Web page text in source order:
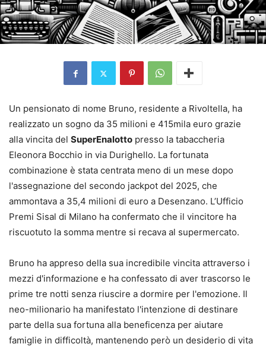
Un pensionato di nome Bruno, residente a Rivoltella, ha
realizzato un sogno da 35 milioni e 415mila euro grazie
alla vincita del SuperEnalotto presso la tabaccheria
Eleonora Bocchio in via Durighello. La fortunata
combinazione è stata centrata meno di un mese dopo
l'assegnazione del secondo jackpot del 2025, che
ammontava a 35,4 milioni di euro a Desenzano. L’Ufficio
Premi Sisal di Milano ha confermato che il vincitore ha
riscuotuto la somma mentre si recava al supermercato.
Bruno ha appreso della sua incredibile vincita attraverso i
mezzi d'informazione e ha confessato di aver trascorso le
prime tre notti senza riuscire a dormire per l'emozione. Il
neo-milionario ha manifestato l'intenzione di destinare
parte della sua fortuna alla beneficenza per aiutare
famiglie in difficoltà, mantenendo però un desiderio di vita